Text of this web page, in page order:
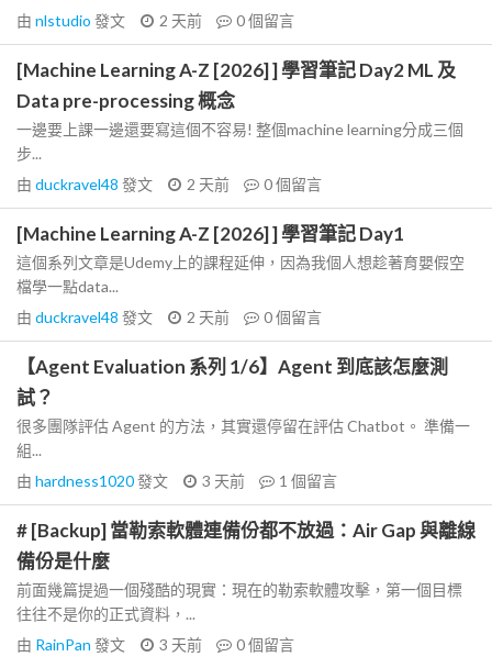
由 nlstudio 發文 2 天前 0個留言
[Machine Learning A-Z [2026] ] 學習筆記 Day2 ML 及
Data pre-processing 概念
一邊要上課一邊還要寫這個不容易! 整個machine learning分成三個
步...
由 duckravel48 發文 2 天前 0個留言
[Machine Learning A-Z [2026] ] 學習筆記 Day1
這個系列文章是Udemy上的課程延伸，因為我個人想趁著育嬰假空
檔學一點data...
由 duckravel48 發文 2 天前 0個留言
【Agent Evaluation 系列 1/6】Agent 到底該怎麼測
試？
很多團隊評估 Agent 的方法，其實還停留在評估 Chatbot。 準備一
組...
由 hardness1020發文 3 天前 1 個留言
# [Backup] 當勒索軟體連備份都不放過：Air Gap 與離線
備份是什麼
前面幾篇提過一個殘酷的現實：現在的勒索軟體攻擊，第一個目標
往往不是你的正式資料，...
由 RainPan 發文 3 天前 0個留言